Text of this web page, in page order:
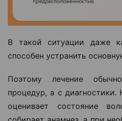
В такой ситуации даже
способен устранить
Поэтому лечение
процедур, а с диагностики.
оценивает состояние